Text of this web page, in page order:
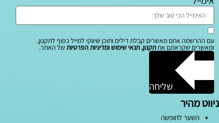
עם ההרשמה אתם מאשרים קבלת דילים ותוכן שיווקי למייל כפוף לתקנון,
ומאשרים שקראתם אתתקנון, תנאי שימוש ומדיניות הפרטיות של האתר.
שליחה
ניווט מהיר
השער לחופשה